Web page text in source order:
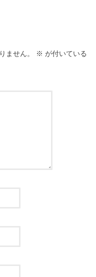
ません。 ※ が付いている